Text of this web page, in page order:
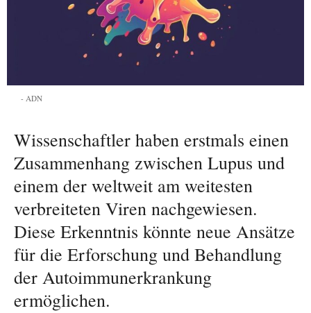
ADN
Wissenschaftler haben erstmals einen
Zusammenhang zwischen Lupus und
einem der weltweit am weitesten
verbreiteten Viren nachgewiesen.
Diese Erkenntnis könnte neue Ansätze
für die Erforschung und Behandlung
der Autoimmunerkrankung
ermöglichen.